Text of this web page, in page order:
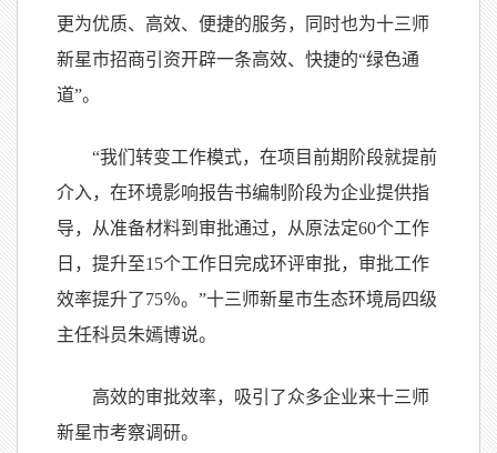
更为优质、高效、便捷的服务，同时也为十三师
新星市招商引资开辟一条高效、快捷的“绿色通
道”。
“我们转变工作模式，在项目前期阶段就提前
介入，在环境影响报告书编制阶段为企业提供指
导，从准备材料到审批通过，从原法定60个工作
日，提升至15个工作日完成环评审批，审批工作
效率提升了75％。”十三师新星市生态环境局四级
主任科员朱嫣博说。
高效的审批效率，吸引了众多企业来十三师
新星市考察调研。